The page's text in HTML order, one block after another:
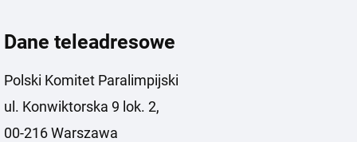
Dane teleadresowe
Polski Komitet Paralimpijski
ul. Konwiktorska 9 lok. 2,
00-216 Warszawa